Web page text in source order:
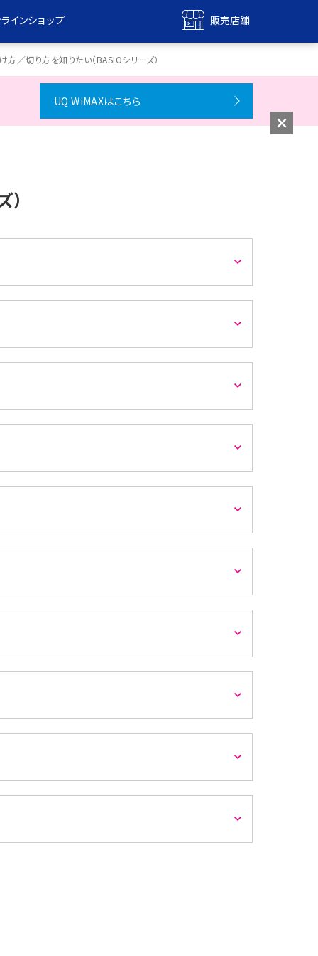
インショップ 販売店舗
ショップ
ンショップ
販売店舗
販売店舗
／切り方を知りたい（BASIOシリーズ）
UQ WiMAXはこちら